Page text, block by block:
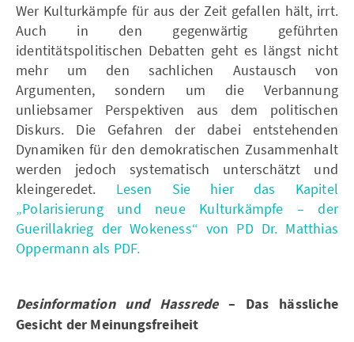
Wer Kulturkämpfe für aus der Zeit gefallen hält, irrt.
Auch in den gegenwärtig geführten
identitätspolitischen Debatten geht es längst nicht
mehr um den sachlichen Austausch von
Argumenten, sondern um die Verbannung
unliebsamer Perspektiven aus dem politischen
Diskurs. Die Gefahren der dabei entstehenden
Dynamiken für den demokratischen Zusammenhalt
werden jedoch systematisch unterschätzt und
kleingeredet. Lesen Sie hier das Kapitel
„Polarisierung und neue Kulturkämpfe – der
Guerillakrieg der Wokeness“ von PD Dr. Matthias
Oppermann als PDF.
Desinformation und Hassrede– Das hässliche
Gesicht der Meinungsfreiheit